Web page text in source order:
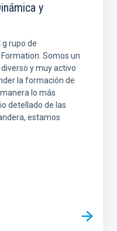
y
g rupo de
Somos un
y muy activo
la formación de
lo más
detellado de las
estamos